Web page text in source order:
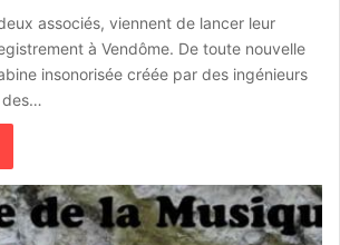
associés, viennent de lancer leur
à Vendôme. De toute nouvelle
insonorisée créée par des ingénieurs
des…